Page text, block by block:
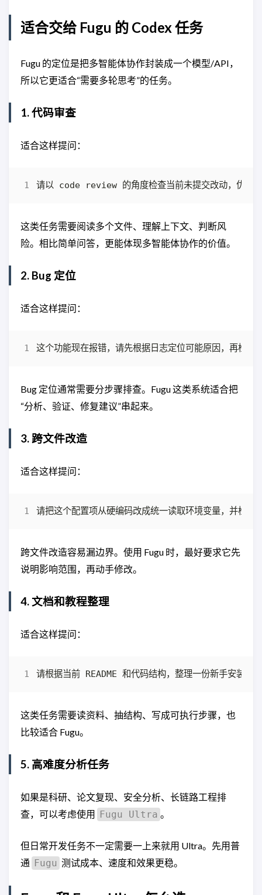
适合交给 Fugu 的 Codex 任务
Fugu 的定位是把多智能体协作封装成一个模型/API，
所以它更适合“需要多轮思考”的任务。
1. 代码审查
适合这样提问：
这类任务需要阅读多个文件、理解上下文、判断风
险。相比简单问答，更能体现多智能体协作的价值。
2. Bug 定位
适合这样提问：
Bug 定位通常需要分步骤排查。Fugu 这类系统适合把
“分析、验证、修复建议”串起来。
3. 跨文件改造
适合这样提问：
跨文件改造容易漏边界。使用 Fugu 时，最好要求它先
说明影响范围，再动手修改。
4. 文档和教程整理
适合这样提问：
这类任务需要读资料、抽结构、写成可执行步骤，也
比较适合 Fugu。
5. 高难度分析任务
如果是科研、论文复现、安全分析、长链路工程排
查，可以考虑使用 Fugu Ultra 。
但日常开发任务不一定需要一上来就用 Ultra。先用普
通 Fugu 测试成本、速度和效果更稳。